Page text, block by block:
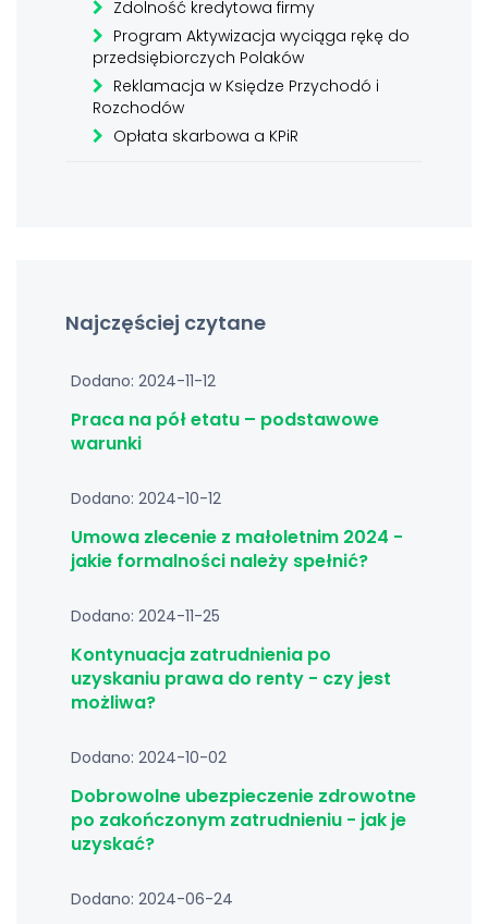
Zdolność kredytowa firmy
Program Aktywizacja wyciąga rękę do
przedsiębiorczych Polaków
Reklamacja w Księdze Przychodó i
Rozchodów
Opłata skarbowa a KPiR
Najczęściej czytane
Dodano: 2024-11-12
Praca na pół etatu – podstawowe
warunki
Dodano: 2024-10-12
Umowa zlecenie z małoletnim 2024 -
jakie formalności należy spełnić?
Dodano: 2024-11-25
Kontynuacja zatrudnienia po
uzyskaniu prawa do renty - czy jest
możliwa?
Dodano: 2024-10-02
Dobrowolne ubezpieczenie zdrowotne
po zakończonym zatrudnieniu - jak je
uzyskać?
Dodano: 2024-06-24